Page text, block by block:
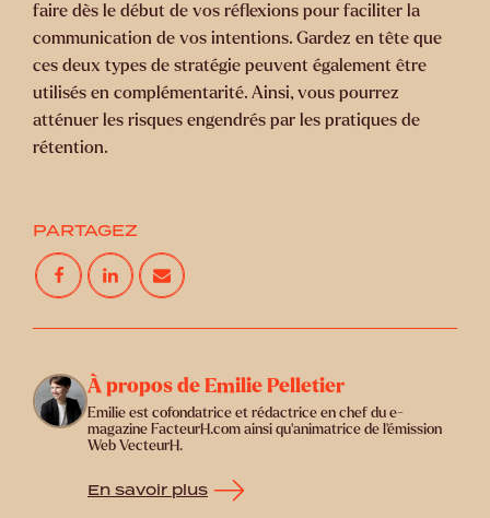
faire dès le début de vos réflexions pour faciliter la
communication de vos intentions. Gardez en tête que
ces deux types de stratégie peuvent également être
utilisés en complémentarité. Ainsi, vous pourrez
atténuer les risques engendrés par les pratiques de
rétention.
PARTAGEZ
À propos de Emilie Pelletier
Emilie est cofondatrice et rédactrice en chef du e-
magazine FacteurH.com ainsi qu'animatrice de l'émission
Web VecteurH.
En savoir plus